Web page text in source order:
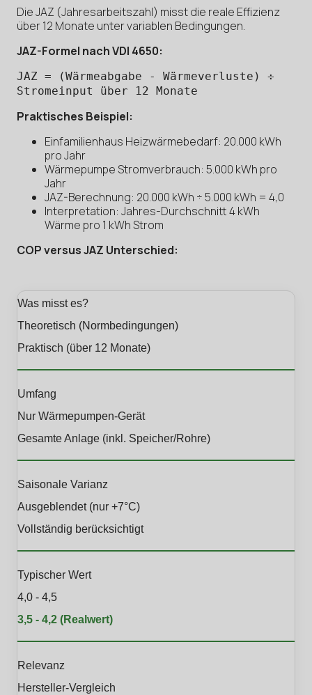
Die JAZ (Jahresarbeitszahl) misst die reale Effizienz
über 12 Monate unter variablen Bedingungen.
JAZ-Formel nach VDI 4650:
JAZ = (Wärmeabgabe - Wärmeverluste) ÷
Stromeinput über 12 Monate
Praktisches Beispiel:
Einfamilienhaus Heizwärmebedarf: 20.000 kWh
pro Jahr
Wärmepumpe Stromverbrauch: 5.000 kWh pro
Jahr
JAZ-Berechnung: 20.000 kWh ÷ 5.000 kWh = 4,0
Interpretation: Jahres-Durchschnitt 4 kWh
Wärme pro 1 kWh Strom
COP versus JAZ Unterschied:
Was misst es?
Theoretisch (Normbedingungen)
Praktisch (über 12 Monate)
Umfang
Nur Wärmepumpen-Gerät
Gesamte Anlage (inkl. Speicher/Rohre)
Saisonale Varianz
Ausgeblendet (nur +7°C)
Vollständig berücksichtigt
Typischer Wert
4,0 - 4,5
3,5 - 4,2 (Realwert)
Relevanz
Hersteller-Vergleich